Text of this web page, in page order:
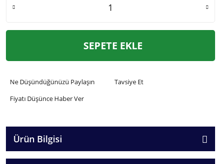
SEPETE EKLE
Ne Düşündüğünüzü Paylaşın
Tavsiye Et
Fiyatı Düşünce Haber Ver
Ürün Bilgisi